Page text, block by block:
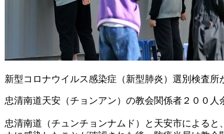
新型コロナウイルス感染症（新型肺炎）選別検査
忠清南道天安（チョンアン）の教会関係者２００
忠清南道（チュンチョンナムド）と天安市による